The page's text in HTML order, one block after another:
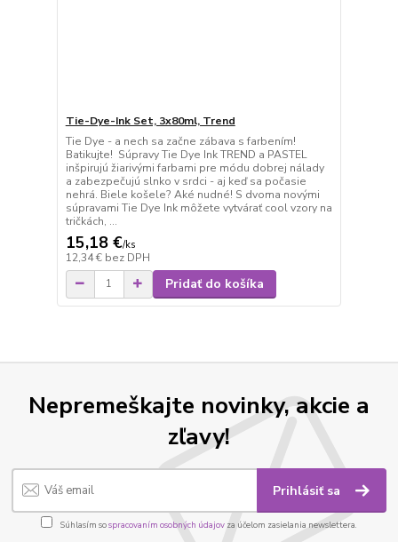
Tie-Dye-Ink Set, 3x80ml, Trend
Tie Dye - a nech sa začne zábava s farbením!
Batikujte! Súpravy Tie Dye Ink TREND a PASTEL
inšpirujú žiarivými farbami pre módu dobrej nálady
a zabezpečujú slnko v srdci - aj keď sa počasie
nehrá. Biele košele? Aké nudné! S dvoma novými
súpravami Tie Dye Ink môžete vytvárať cool vzory na
tričkách, ...
15,18 €/ks
12,34 € bez DPH
Pridať do košíka
Nepremeškajte novinky, akcie a
zľavy!
Prihlásiť sa
Súhlasím sospracovaním osobných údajov za účelom zasielania newslettera.